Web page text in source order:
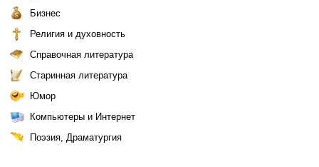
Бизнес
Религия и духовность
Справочная литература
Старинная литература
Юмор
Компьютеры и Интернет
Поэзия, Драматургия